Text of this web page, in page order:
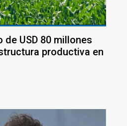
de USD 80 millones
productiva en